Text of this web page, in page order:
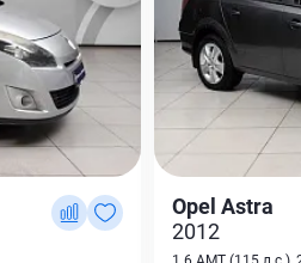
Opel Astra
2012